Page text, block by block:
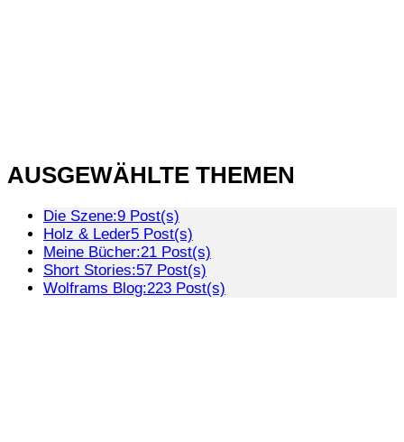
AUSGEWÄHLTE THEMEN
Die Szene:9 Post(s)
Holz & Leder5 Post(s)
Meine Bücher:21 Post(s)
Short Stories:57 Post(s)
Wolframs Blog:223 Post(s)